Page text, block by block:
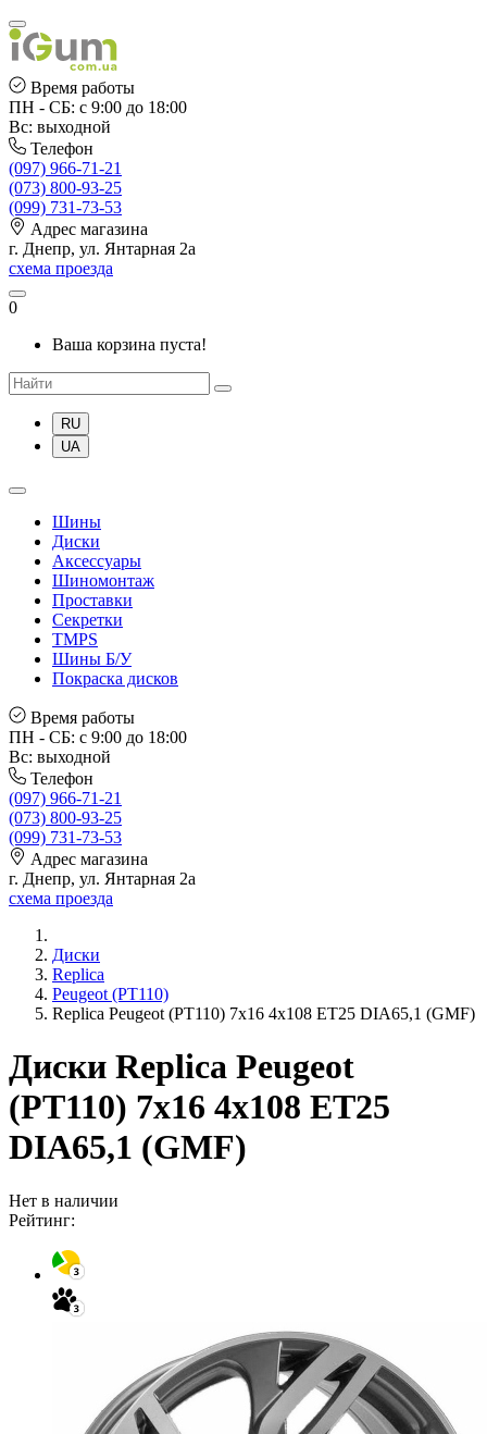
Время работы
ПН - СБ: с 9:00 до 18:00
Вс: выходной
Телефон
(097) 966-71-21
(073) 800-93-25
(099) 731-73-53
Адрес магазина
г. Днепр, ул. Янтарная 2а
схема проезда
0
Ваша корзина пуста!
RU
UA
Шины
Диски
Аксессуары
Шиномонтаж
Проставки
Секретки
TMPS
Шины Б/У
Покраска дисков
Время работы
ПН - СБ: с 9:00 до 18:00
Вс: выходной
Телефон
(097) 966-71-21
(073) 800-93-25
(099) 731-73-53
Адрес магазина
г. Днепр, ул. Янтарная 2а
схема проезда
Диски
Replica
Peugeot (PT110)
Replica Peugeot (PT110) 7x16 4x108 ET25 DIA65,1 (GMF)
Диски Replica Peugeot
(PT110) 7x16 4x108 ET25
DIA65,1 (GMF)
Нет в наличии
Рейтинг: